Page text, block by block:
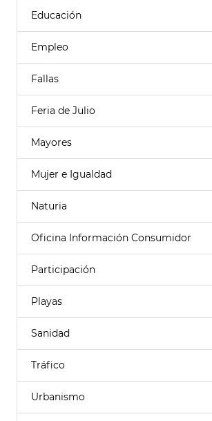
Educación
Empleo
Fallas
Feria de Julio
Mayores
Mujer e Igualdad
Naturia
Oficina Información Consumidor
Participación
Playas
Sanidad
Tráfico
Urbanismo